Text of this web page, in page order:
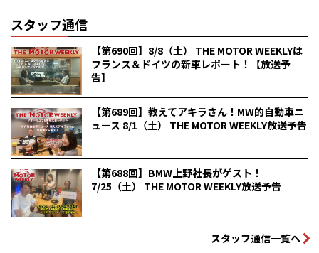
スタッフ通信
【第690回】8/8（土） THE MOTOR WEEKLYは
フランス＆ドイツの新車レポート！【放送予
告】
【第689回】教えてアキラさん！MW的自動車ニ
ュース 8/1（土） THE MOTOR WEEKLY放送予告
【第688回】BMW上野社長がゲスト！
7/25（土） THE MOTOR WEEKLY放送予告
スタッフ通信一覧へ